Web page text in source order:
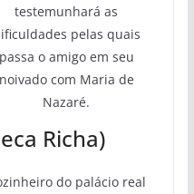
testemunhará as
pelas quais
passa o amigo em seu
noivado com Maria de
Nazaré.
Richa)
do palácio real